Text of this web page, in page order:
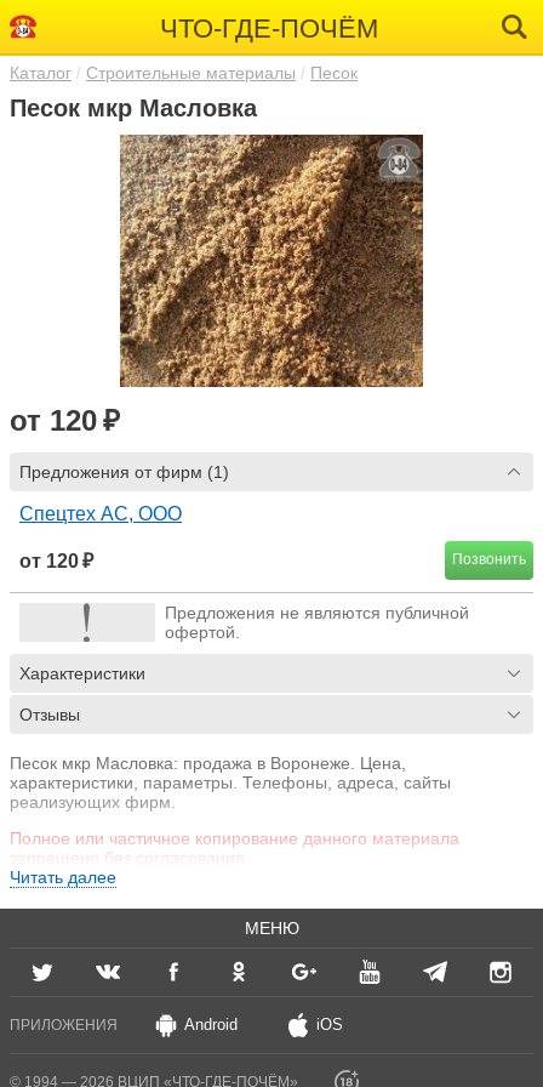
ЧТО-ГДЕ-ПОЧЁМ
Каталог Строительные материалы Песок
Песок мкр Масловка
от 120 ₽
Предложения от фирм (1)
Спецтех АС, ООО
от 120 ₽ Позвонить
Предложения не являются публичной
офертой.
Характеристики
Отзывы
Песок мкр Масловка: продажа в Воронеже. Цена,
характеристики, параметры. Телефоны, адреса, сайты
реализующих фирм.
Полное или частичное копирование данного материала
запрещено без согласования.
Читать далее
МЕНЮ
ПРИЛОЖЕНИЯ Android iOS
© 1994 — 2026 ВЦИП «ЧТО-ГДЕ-ПОЧЁМ»